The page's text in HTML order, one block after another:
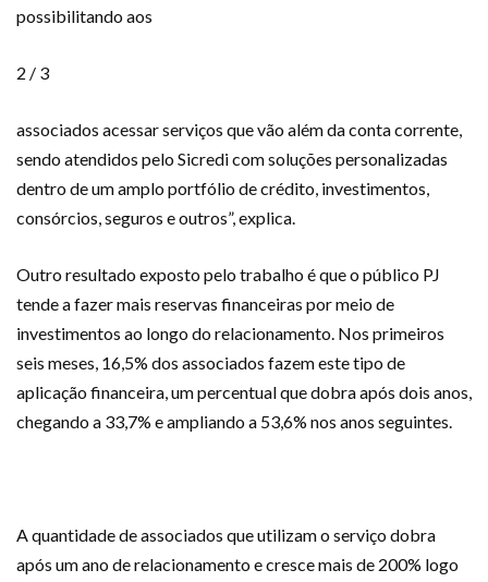
possibilitando aos
2 / 3
associados acessar serviços que vão além da conta corrente,
sendo atendidos pelo Sicredi com soluções personalizadas
dentro de um amplo portfólio de crédito, investimentos,
consórcios, seguros e outros”, explica.
Outro resultado exposto pelo trabalho é que o público PJ
tende a fazer mais reservas financeiras por meio de
investimentos ao longo do relacionamento. Nos primeiros
seis meses, 16,5% dos associados fazem este tipo de
aplicação financeira, um percentual que dobra após dois anos,
chegando a 33,7% e ampliando a 53,6% nos anos seguintes.
A quantidade de associados que utilizam o serviço dobra
após um ano de relacionamento e cresce mais de 200% logo